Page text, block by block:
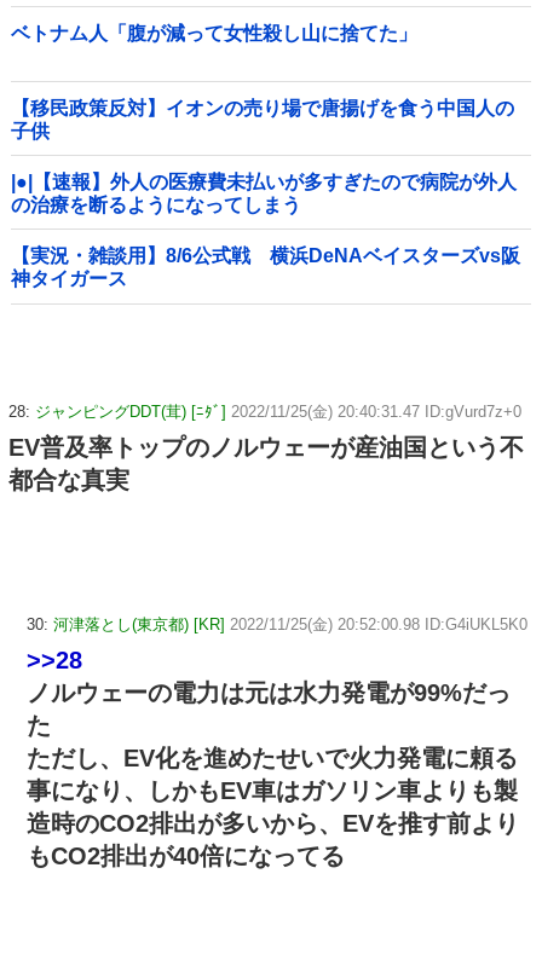
ベトナム人「腹が減って女性殺し山に捨てた」
【移民政策反対】イオンの売り場で唐揚げを食う中国人の
子供
|●|【速報】外人の医療費未払いが多すぎたので病院が外人
の治療を断るようになってしまう
【実況・雑談用】8/6公式戦 横浜DeNAベイスターズvs阪
神タイガース
28: ジャンピングDDT(茸) [ﾆﾀﾞ] 2022/11/25(金) 20:40:31.47 ID:gVurd7z+0
EV普及率トップのノルウェーが産油国という不
都合な真実
30: 河津落とし(東京都) [KR] 2022/11/25(金) 20:52:00.98 ID:G4iUKL5K0
>>28
ノルウェーの電力は元は水力発電が99%だっ
た
ただし、EV化を進めたせいで火力発電に頼る
事になり、しかもEV車はガソリン車よりも製
造時のCO2排出が多いから、EVを推す前より
もCO2排出が40倍になってる